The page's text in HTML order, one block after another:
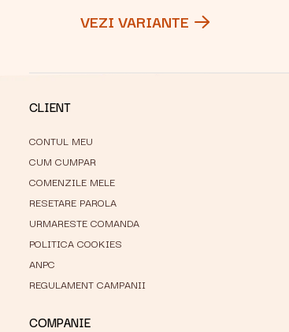
VEZI VARIANTE
CLIENT
CONTUL MEU
CUM CUMPAR
COMENZILE MELE
RESETARE PAROLA
URMARESTE COMANDA
POLITICA COOKIES
ANPC
REGULAMENT CAMPANII
COMPANIE